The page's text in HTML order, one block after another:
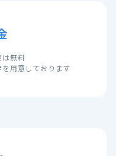
は無料
用意しております